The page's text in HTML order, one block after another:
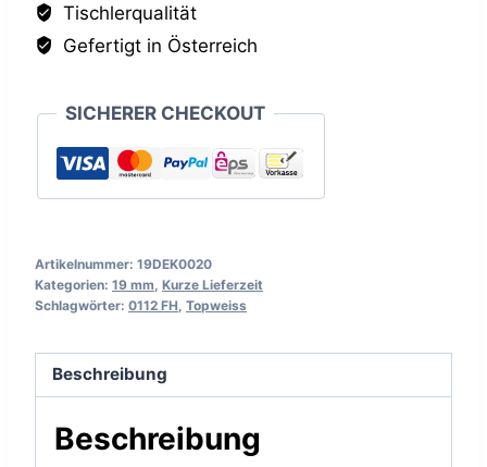
Tischlerqualität
Gefertigt in Österreich
SICHERER CHECKOUT
Artikelnummer: 19DEK0020
Kategorien: 19 mm Kurze Lieferzeit
Schlagwörter: 0112 FH Topweiss
Beschreibung
Beschreibung